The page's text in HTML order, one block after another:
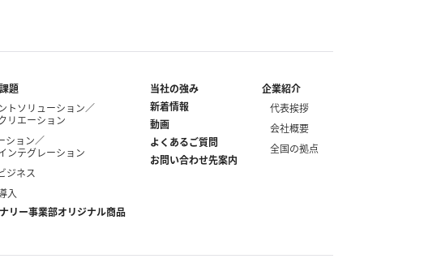
題
トソリューション／
リエーション
ション／
ンテグレーション
ジネス
入
リー事業部オリジナル商品
当社の強み
新着情報
動画
よくあるご質問
お問い合わせ先案内
企業紹介
代表挨拶
会社概要
全国の拠点